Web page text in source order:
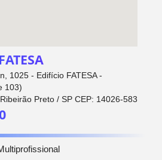
1025 - Edifício FATESA -
103)
Preto / SP CEP: 14026-583